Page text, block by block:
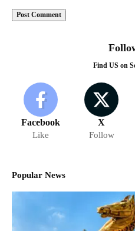
Find US on
Facebook
Like
X
Follow
Popular News